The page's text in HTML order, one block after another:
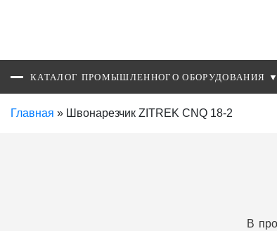
КАТАЛОГ ПРОМЫШЛЕННОГО ОБОРУДОВАНИЯ ▼
Главная » Швонарезчик ZITREK CNQ 18-2
В